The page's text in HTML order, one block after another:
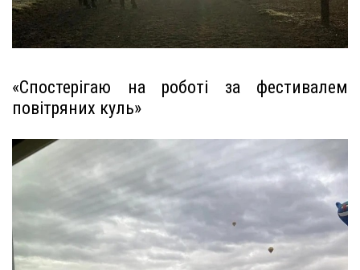
«Спостерігаю на роботі за фестивалем
повітряних куль»